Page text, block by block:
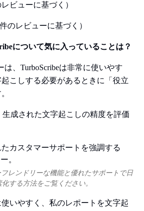
ビューに基づく）
のレビューに基づく）
について気に入っていることは？
は、TurboScribeは非常に使いやす
こしする必要があるときに「役立
生成された文字起こしの精度を評価
フレンドリーな機能と優れたサポートで日
する方法をご覧ください。
いやすく、私のレポートを文字起